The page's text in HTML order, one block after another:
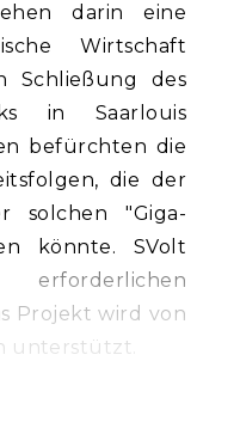
darin eine
Wirtschaft
Schließung des
in Saarlouis
befürchten die
die der
solchen "Giga-
könnte. SVolt
Projekt wird von
unterstützt.